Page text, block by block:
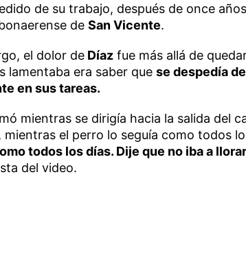
de su trabajo, después de once
de San Vicente.
el dolor deDíazfue más allá de
lamentaba era saber que se despedía
en sus tareas.
mientras se dirigía hacia la salida del
mientras el perro lo seguía como todos
todos los días. Dije que no iba a
del video.